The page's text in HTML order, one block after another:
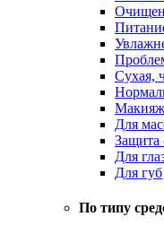
Сухая,
Макияж
Для
Защита
Для
Для губ
По типу